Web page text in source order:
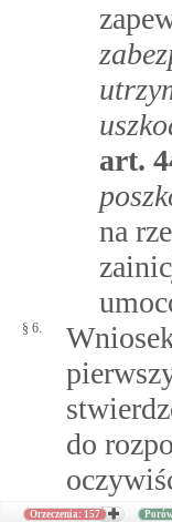
art.
na
§ 6.
do
Orzeczenia: 157